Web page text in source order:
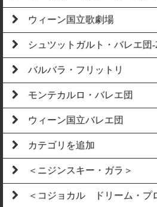
ウィーン国立歌劇場
シュツットガルト・バレエ団-
バルバラ・フリットリ
モンテカルロ・バレエ団
ウィーン国立バレエ団
カテゴリを追加
＜ニジンスキー・ガラ＞
＜コジョカル ドリーム・プ